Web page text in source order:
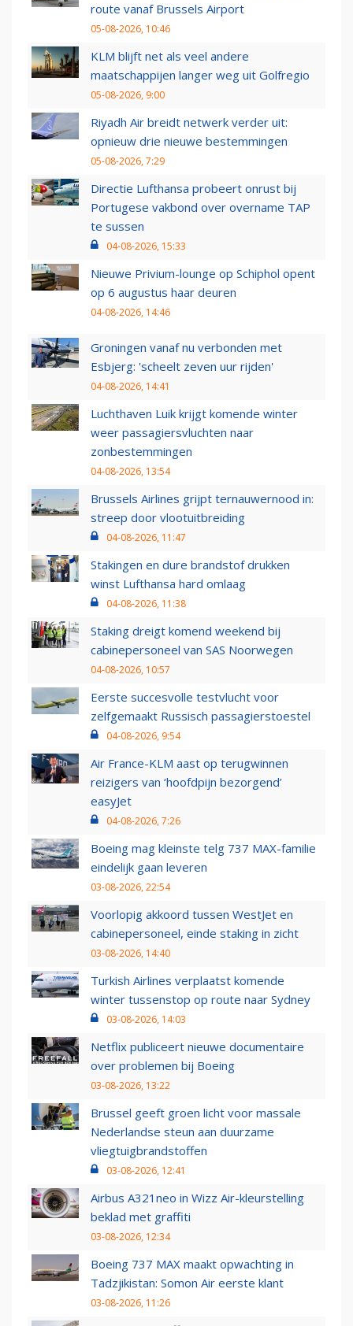
route vanaf Brussels Airport
05-08-2026, 10:46
KLM blijft net als veel andere
maatschappijen langer weg uit Golfregio
05-08-2026, 9:00
Riyadh Air breidt netwerk verder uit:
opnieuw drie nieuwe bestemmingen
05-08-2026, 7:29
Directie Lufthansa probeert onrust bij
Portugese vakbond over overname TAP
te sussen
04-08-2026, 15:33
Nieuwe Privium-lounge op Schiphol opent
op 6 augustus haar deuren
04-08-2026, 14:46
Groningen vanaf nu verbonden met
Esbjerg: 'scheelt zeven uur rijden'
04-08-2026, 14:41
Luchthaven Luik krijgt komende winter
weer passagiersvluchten naar
zonbestemmingen
04-08-2026, 13:54
Brussels Airlines grijpt ternauwernood in:
streep door vlootuitbreiding
04-08-2026, 11:47
Stakingen en dure brandstof drukken
winst Lufthansa hard omlaag
04-08-2026, 11:38
Staking dreigt komend weekend bij
cabinepersoneel van SAS Noorwegen
04-08-2026, 10:57
Eerste succesvolle testvlucht voor
zelfgemaakt Russisch passagierstoestel
04-08-2026, 9:54
Air France-KLM aast op terugwinnen
reizigers van ‘hoofdpijn bezorgend’
easyJet
04-08-2026, 7:26
Boeing mag kleinste telg 737 MAX-familie
eindelijk gaan leveren
03-08-2026, 22:54
Voorlopig akkoord tussen WestJet en
cabinepersoneel, einde staking in zicht
03-08-2026, 14:40
Turkish Airlines verplaatst komende
winter tussenstop op route naar Sydney
03-08-2026, 14:03
Netflix publiceert nieuwe documentaire
over problemen bij Boeing
03-08-2026, 13:22
Brussel geeft groen licht voor massale
Nederlandse steun aan duurzame
vliegtuigbrandstoffen
03-08-2026, 12:41
Airbus A321neo in Wizz Air-kleurstelling
beklad met graffiti
03-08-2026, 12:34
Boeing 737 MAX maakt opwachting in
Tadzjikistan: Somon Air eerste klant
03-08-2026, 11:26